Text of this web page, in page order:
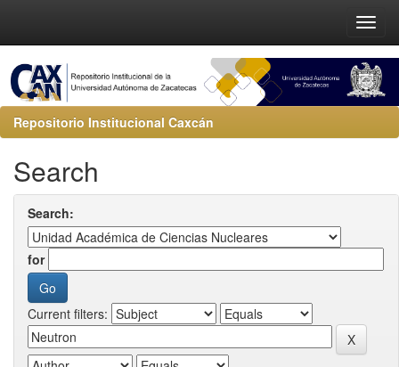
Repositorio Institucional Caxcán
Search
Search:
for
Current filters: